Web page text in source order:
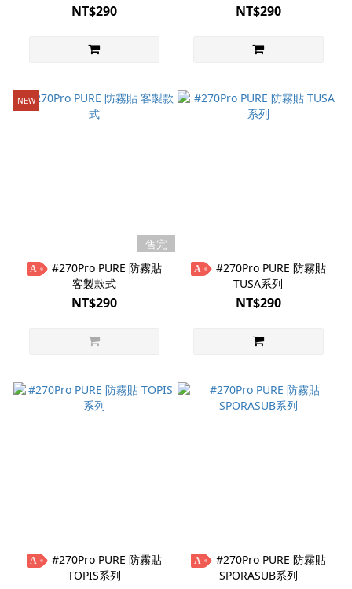
NT$290 NT$290
NEW
售完
A
客製款式
NT$290
A
TUSA系列
NT$290
A
TOPIS系列
A
SPORASUB系列